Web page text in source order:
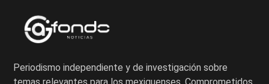
Periodismo independiente y de investigación sobre